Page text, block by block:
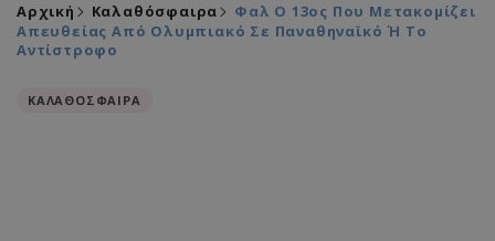
Αρχική Καλαθόσφαιρα
Φαλ Ο 13ος Που Μετακομίζει
Απευθείας Από Ολυμπιακό Σε Παναθηναϊκό Ή Το
Αντίστροφο
ΚΑΛΑΘΟΣΦΑΙΡΑ